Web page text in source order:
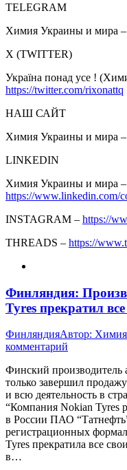
TELEGRAM
Химия Украины и мира –
Х (TWITTER)
Україна понад усе !
https://twitter.com/rixonattq
НАШ САЙТ
Химия Украины и мира –
LINKEDIN
Химия Украины и мира –
https://www.linkedin.com/
INSTAGRAM – https://
THREADS – https://
Финляндия:
Tyres прекратил
ФинляндияАвтор:
комментарий
Финский
только завершил
и всю деятельность в
“Компания Nokian Tyres
в России ПАО
регистрационных
Tyres прекратила все
в…